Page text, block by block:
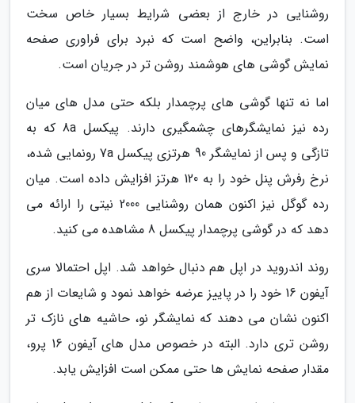
روشنایی در خارج از بعضی شرایط بسیار خاص سخت
است. بنابراین، واضح است که نبرد برای فراوری صفحه
نمایش گوشی های هوشمند روشن تر در جریان است.
اما نه تنها گوشی های پرچمدار بلکه حتی مدل های میان
رده نیز نمایشگرهای چشمگیری دارند. پیکسل 8a که به
تازگی و پس از نمایشگر 90 هرتزی پیکسل 7a رونمایی شده،
نرخ رفرش پنل خود را به 120 هرتز افزایش داده است. میان
رده گوگل نیز اکنون همان روشنایی 2000 نیتی را ارائه می
دهد که در گوشی پرچمدار پیکسل 8 مشاهده می کنید.
روند اندروید در اپل هم دنبال خواهد شد. اپل احتمالا سری
آیفون 16 خود را در پاییز عرضه خواهد نمود و شایعات از هم
اکنون نشان می دهند که نمایشگر نو، حاشیه های نازک تر
روشن تری دارد. البته در خصوص مدل های آیفون 16 پرو،
مقدار صفحه نمایش ها حتی ممکن است افزایش یابد.